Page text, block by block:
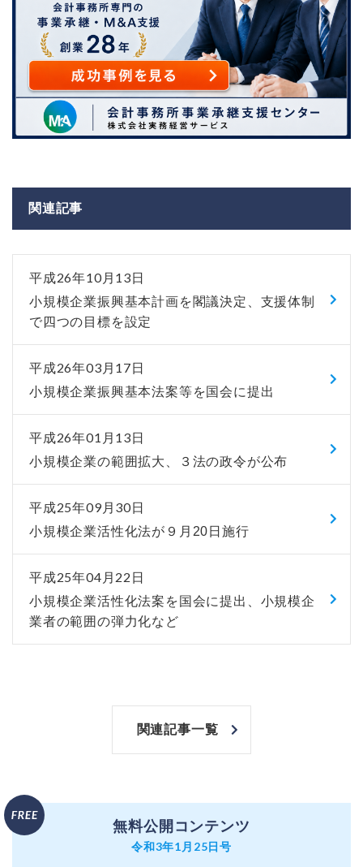
関連記事
平成26年10月13日
小規模企業振興基本計画を閣議決定、支援体制
で四つの目標を設定
平成26年03月17日
小規模企業振興基本法案等を国会に提出
平成26年01月13日
小規模企業の範囲拡大、３法の政令が公布
平成25年09月30日
小規模企業活性化法が９月20日施行
平成25年04月22日
小規模企業活性化法案を国会に提出、小規模企
業者の範囲の弾力化など
関連記事一覧
無料公開コンテンツ
令和3年1月25日号